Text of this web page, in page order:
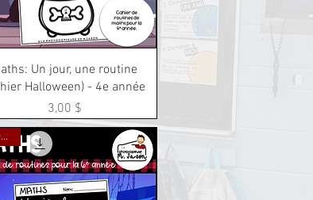
Aperçu rapide
Un jour, une routine
Halloween) - 4e année
Prix
3,00 $
3e cycle